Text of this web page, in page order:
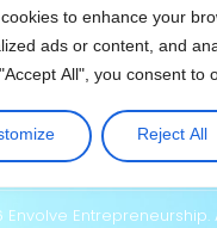
to enhance your
ads or content, and
All", you consent to
Reject All
Envolve